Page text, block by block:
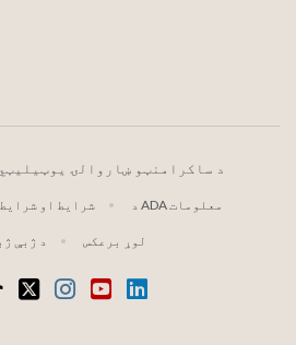
2026 د ساکرامنټو ښاروالۍ
شرایط او شرایط د ADA معلومات
د ژبې لوړ برعکس
ټیک ټاک
ټویټرانسټاګرام
یوټیوبLinkedIn